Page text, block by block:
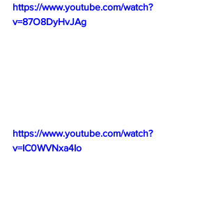
https://www.youtube.com/watch?
v=87O8DyHvJAg
https://www.youtube.com/watch?
v=IC0WVNxa4Io